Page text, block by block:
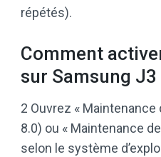
répétés).
Comment
sur Samsung J3
2 Ouvrez « Maintenance
8.0) ou « Maintenance
selon le système